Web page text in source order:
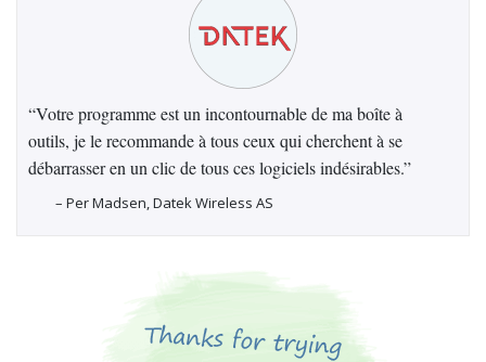
“Votre programme est un incontournable de ma boîte à
outils, je le recommande à tous ceux qui cherchent à se
débarrasser en un clic de tous ces logiciels indésirables.”
– Per Madsen, Datek Wireless AS